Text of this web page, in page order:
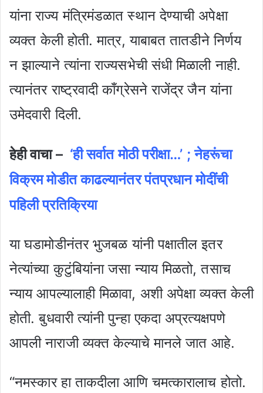
यांना राज्य मंत्रिमंडळात स्थान देण्याची अपेक्षा
व्यक्त केली होती. मात्र, याबाबत तातडीने निर्णय
न झाल्याने त्यांना राज्यसभेची संधी मिळाली नाही.
त्यानंतर राष्ट्रवादी काँग्रेसने राजेंद्र जैन यांना
उमेदवारी दिली.
हेही वाचा –‘ही सर्वात मोठी परीक्षा…’ ; नेहरूंचा
विक्रम मोडीत काढल्यानंतर पंतप्रधान मोदींची
पहिली प्रतिक्रिया
या घडामोडीनंतर भुजबळ यांनी पक्षातील इतर
नेत्यांच्या कुटुंबियांना जसा न्याय मिळतो, तसाच
न्याय आपल्यालाही मिळावा, अशी अपेक्षा व्यक्त केली
होती. बुधवारी त्यांनी पुन्हा एकदा अप्रत्यक्षपणे
आपली नाराजी व्यक्त केल्याचे मानले जात आहे.
“नमस्कार हा ताकदीला आणि चमत्कारालाच होतो.